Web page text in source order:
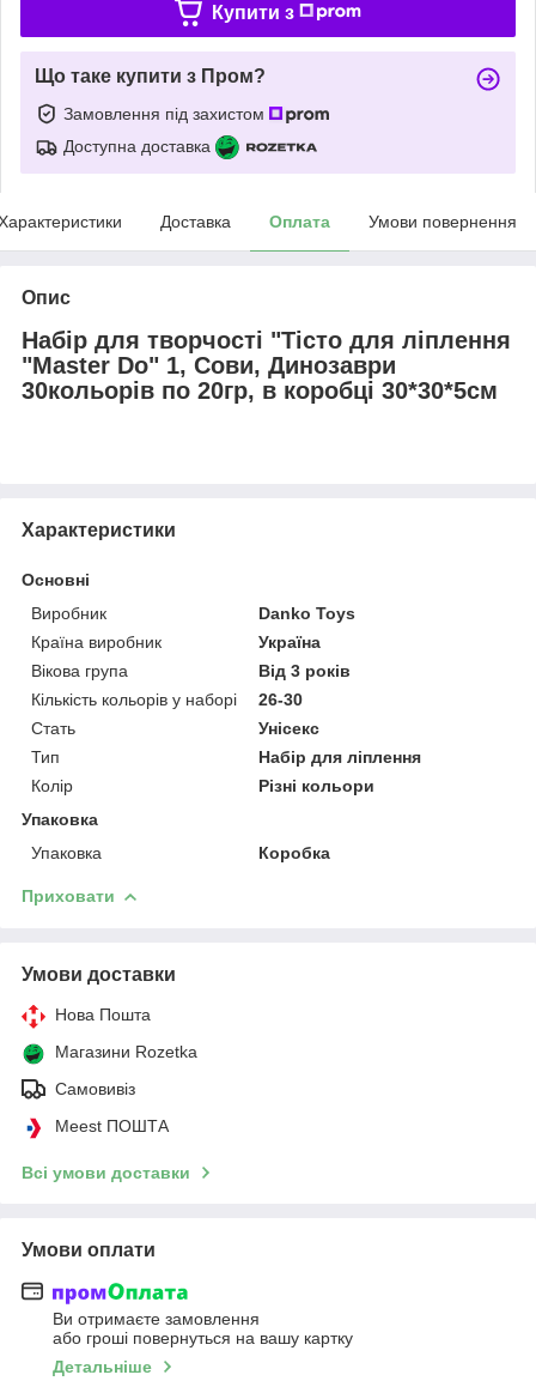
Купити з
Що таке купити з Пром?
Замовлення під захистом
Доступна доставка
Доставка Оплата Умови повернення
Опис
Набір для творчості "Тісто для ліплення
"Master Do" 1, Сови, Динозаври
30кольорів по 20гр, в коробці 30*30*5см
Характеристики
Основні
Виробник
Danko Toys
Країна виробник
Україна
Вікова група
Від 3 років
Кількість кольорів у наборі
26-30
Стать
Унісекс
Тип
Набір для ліплення
Колір
Різні кольори
Упаковка
Упаковка
Коробка
Приховати
Умови доставки
Нова Пошта
Магазини Rozetka
Самовивіз
Meest ПОШТА
Всі умови доставки
Умови оплати
Ви отримаєте замовлення
або гроші повернуться на вашу картку
Детальніше